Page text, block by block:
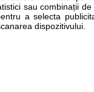
pacient
sau combinații de
a selecta
dispozitivului.